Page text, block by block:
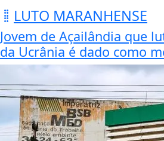
LUTO MARANHENSE
Jovem de Açailândia que
da Ucrânia é dado como